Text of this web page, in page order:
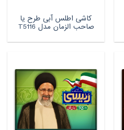
کاشی اطلس آبی طرح یا
صاحب الزمان مدل T5116